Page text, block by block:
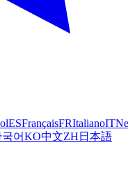
ESFrançaisFRItalianoIT
어KO中文ZH 日本語